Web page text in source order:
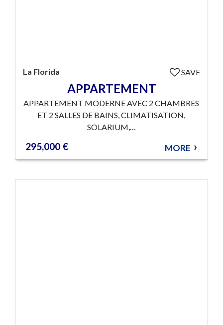
La Florida SAVE
APPARTEMENT
APPARTEMENT MODERNE AVEC 2 CHAMBRES
ET 2 SALLES DE BAINS, CLIMATISATION,
SOLARIUM,…
295,000 € MORE